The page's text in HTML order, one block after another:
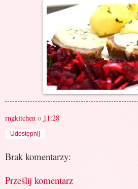
rngkitchen o 11:28
Udostępnij
Brak komentarzy:
Prześlij komentarz